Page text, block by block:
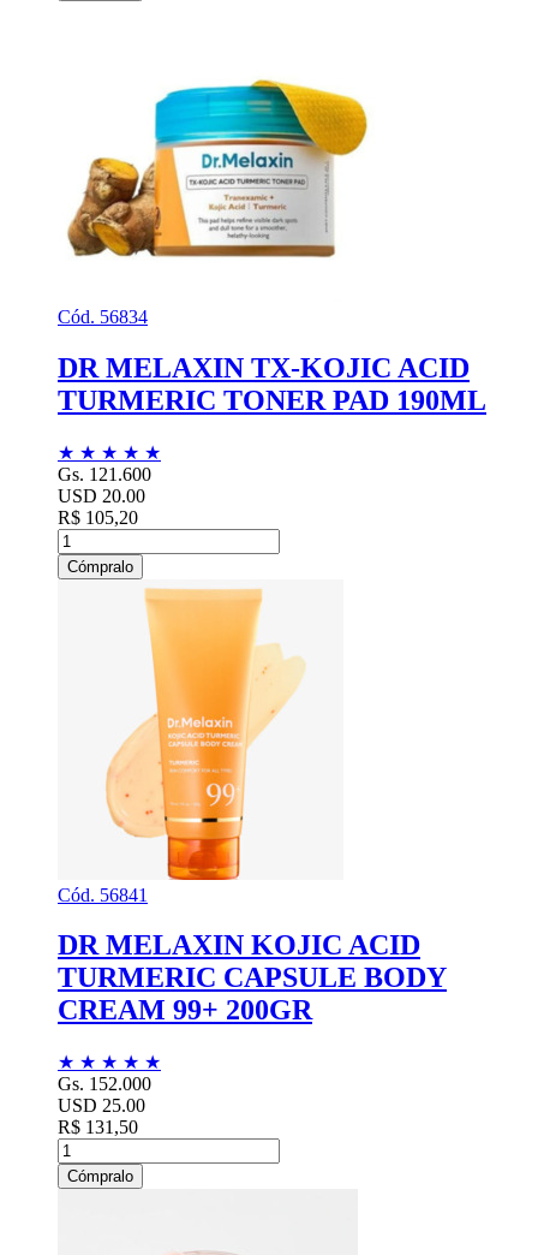
Cód. 56834
DR MELAXIN TX-KOJIC ACID
TURMERIC TONER PAD 190ML
★ ★ ★ ★ ★
Gs. 121.600
USD 20.00
R$ 105,20
Cómpralo
Cód. 56841
DR MELAXIN KOJIC ACID
TURMERIC CAPSULE BODY
CREAM 99+ 200GR
★ ★ ★ ★ ★
Gs. 152.000
USD 25.00
R$ 131,50
Cómpralo